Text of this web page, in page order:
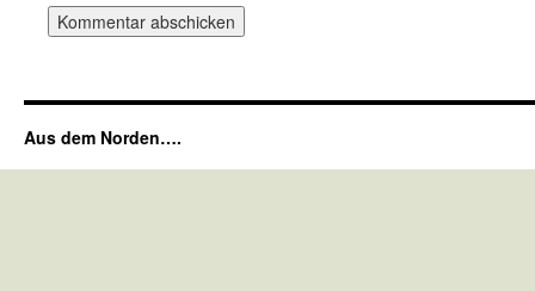
Aus dem Norden….